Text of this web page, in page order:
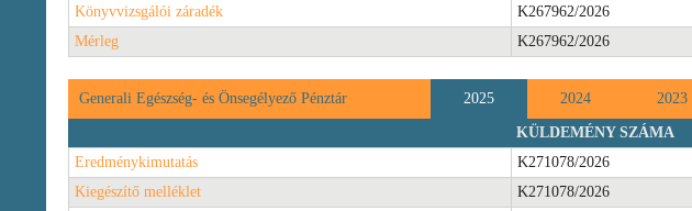
Könyvvizsgálói záradék
K267962/2026
Mérleg
K267962/2026
Generali Egészség- és Önsegélyező Pénztár 2025 2024 2023
KÜLDEMÉNY SZÁMA
Eredménykimutatás
K271078/2026
Kiegészítő melléklet
K271078/2026